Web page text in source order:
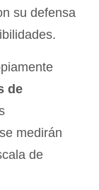
su defensa
de
medirán
de